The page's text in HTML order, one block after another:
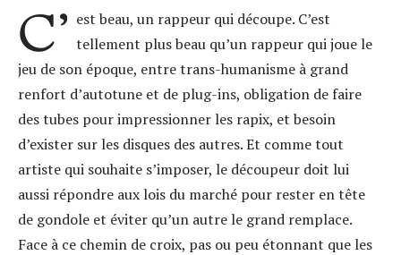
C’ est beau, un rappeur qui découpe. C’est
tellement plus beau qu’un rappeur qui joue le
jeu de son époque, entre trans-humanisme à grand
renfort d’autotune et de plug-ins, obligation de faire
des tubes pour impressionner les rapix, et besoin
d’exister sur les disques des autres. Et comme tout
artiste qui souhaite s’imposer, le découpeur doit lui
aussi répondre aux lois du marché pour rester en tête
de gondole et éviter qu’un autre le grand remplace.
Face à ce chemin de croix, pas ou peu étonnant que les